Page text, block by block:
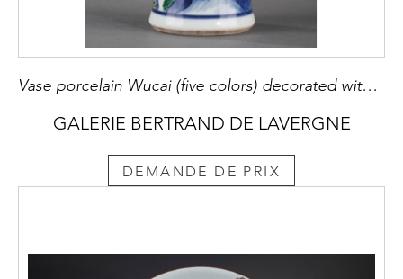
Vase porcelain Wucai (five colors) decorated with figures in a landscape - Shunzi period 1644/1661
GALERIE BERTRAND DE LAVERGNE
DEMANDE DE PRIX